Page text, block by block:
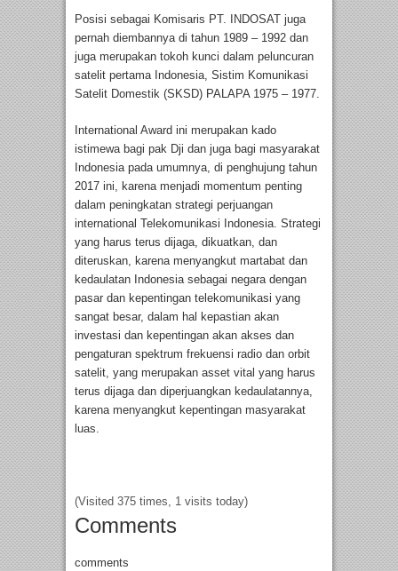
Posisi sebagai Komisaris PT. INDOSAT juga
pernah diembannya di tahun 1989 – 1992 dan
juga merupakan tokoh kunci dalam peluncuran
satelit pertama Indonesia, Sistim Komunikasi
Satelit Domestik (SKSD) PALAPA 1975 – 1977.
International Award ini merupakan kado
istimewa bagi pak Dji dan juga bagi masyarakat
Indonesia pada umumnya, di penghujung tahun
2017 ini, karena menjadi momentum penting
dalam peningkatan strategi perjuangan
international Telekomunikasi Indonesia. Strategi
yang harus terus dijaga, dikuatkan, dan
diteruskan, karena menyangkut martabat dan
kedaulatan Indonesia sebagai negara dengan
pasar dan kepentingan telekomunikasi yang
sangat besar, dalam hal kepastian akan
investasi dan kepentingan akan akses dan
pengaturan spektrum frekuensi radio dan orbit
satelit, yang merupakan asset vital yang harus
terus dijaga dan diperjuangkan kedaulatannya,
karena menyangkut kepentingan masyarakat
luas.
(Visited 375 times, 1 visits today)
Comments
comments